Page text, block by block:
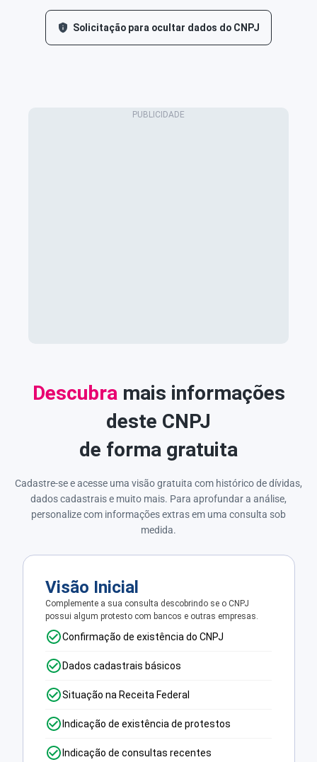
Solicitação para ocultar dados do CNPJ
Descubra mais informações
deste CNPJ
de forma gratuita
Cadastre-se e acesse uma visão gratuita com histórico de dívidas,
dados cadastrais e muito mais. Para aprofundar a análise,
personalize com informações extras em uma consulta sob
medida.
Visão Inicial
Complemente a sua consulta descobrindo se o CNPJ
possui algum protesto com bancos e outras empresas.
Confirmação de existência do CNPJ
Dados cadastrais básicos
Situação na Receita Federal
Indicação de existência de protestos
Indicação de consultas recentes